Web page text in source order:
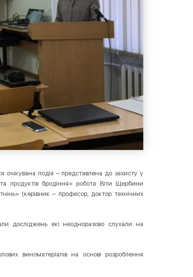
очікувана подія – представлена до захисту у
продуктів бродіння» робота Віти Щербини
(керівник – професор, доктор технічних
досліджень які неодноразово слухали на
виноматеріалів на основі розроблення